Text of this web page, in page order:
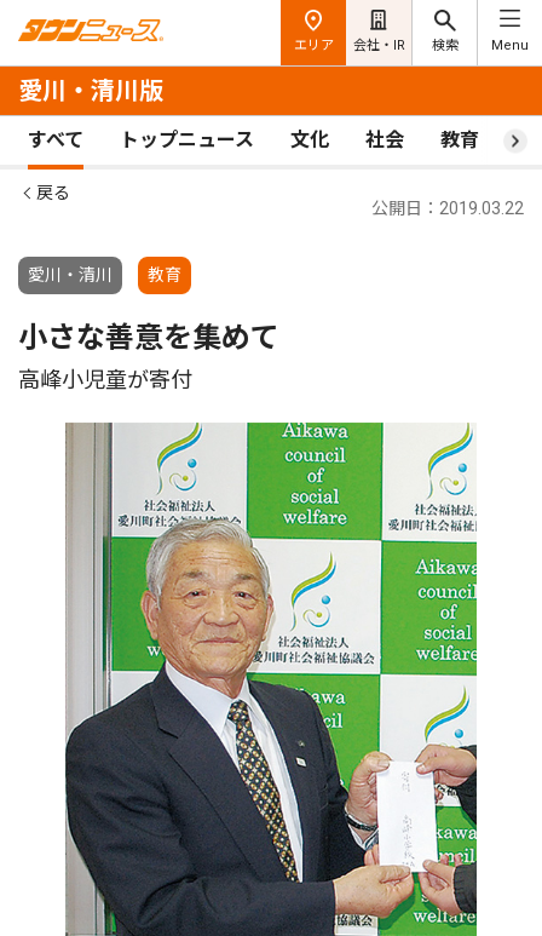
エリア 会社・IR 検索 Menu
愛川・清川版
すべて トップニュース 文化 社会 教育 ス
戻る
愛川・清川 教育
公開日：2019.03.22
小さな善意を集めて
高峰小児童が寄付